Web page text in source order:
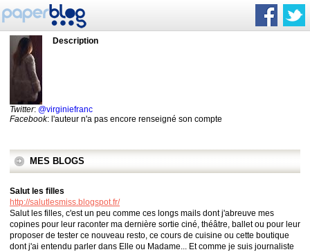
Description
Twitter: @virginiefranc
Facebook: l'auteur n'a pas encore renseigné son compte
MES BLOGS
Salut les filles
http://salutlesmiss.blogspot.fr/
Salut les filles, c'est un peu comme ces longs mails dont j'abreuve mes
copines pour leur raconter ma dernière sortie ciné, théâtre, ballet ou pour leur
proposer de tester ce nouveau resto, ce cours de cuisine ou cette boutique
dont j'ai entendu parler dans Elle ou Madame... Et comme je suis journaliste